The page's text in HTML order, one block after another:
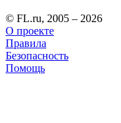
© FL.ru, 2005 – 2026
О проекте
Правила
Безопасность
Помощь